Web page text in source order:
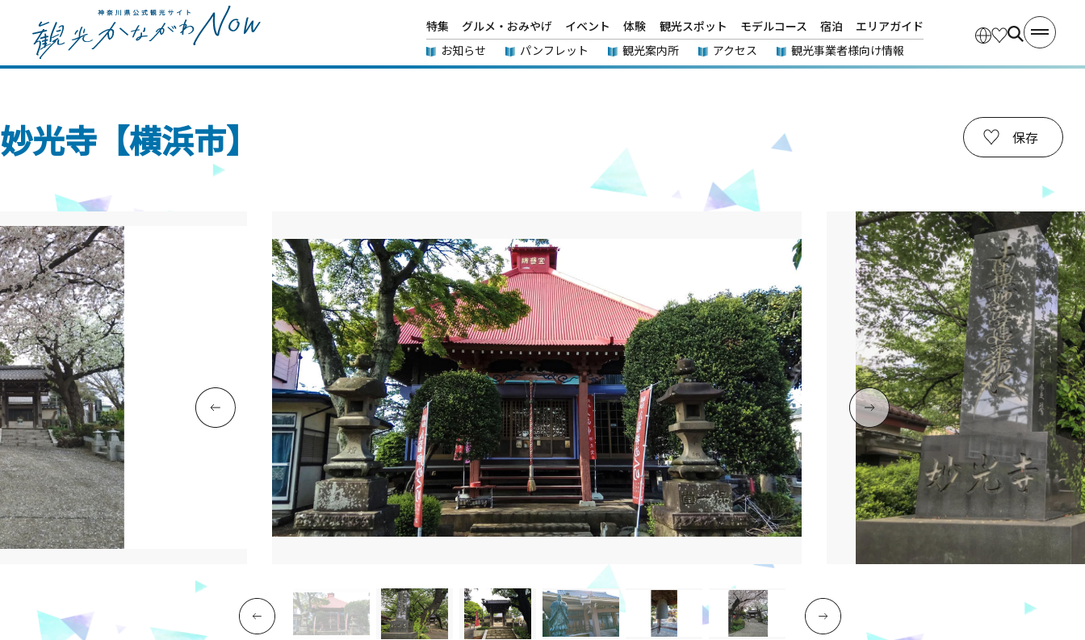
特集 グルメ・おみやげ イベント 体験 観光スポット モデルコース 宿泊
エリアガイド
お知らせ
パンフレット 観光案内所 アクセス 観光事業者様向け情報
妙光寺【横浜市】 保存